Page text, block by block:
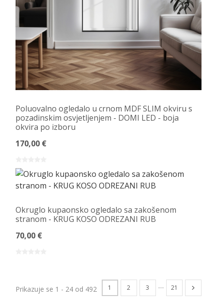
Poluovalno ogledalo u crnom MDF SLIM okviru s
pozadinskim osvjetljenjem - DOMI LED - boja
okvira po izboru
170,00 €
Okruglo kupaonsko ogledalo sa zakošenom
stranom - KRUG KOSO ODREZANI RUB
70,00 €
Prikazuje se 1 - 24 od 492 1 2 3 … 21